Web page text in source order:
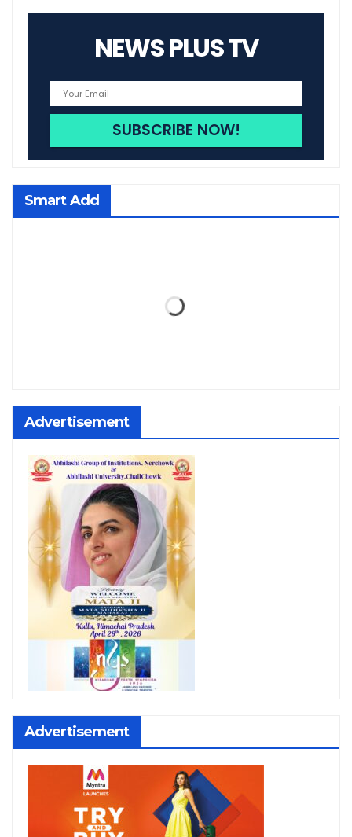
NEWS PLUS TV
Smart Add
Advertisement
Advertisement